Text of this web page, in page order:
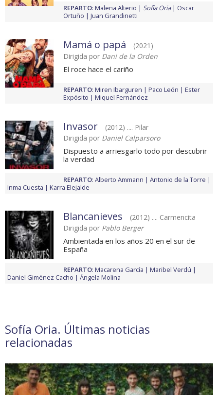
REPARTO: Malena Alterio Sofía Oria
Oscar
Ortuño
Juan Grandinetti
Mamá o papá
(2021)
Dirigida por Dani de la Orden
El roce hace el cariño
REPARTO: Miren Ibarguren Paco León
Ester
Expósito
Miquel Fernández
Invasor
(2012) .... Pilar
Dirigida por Daniel Calparsoro
Dispuesto a arriesgarlo todo por descubrir
la verdad
REPARTO: Alberto Ammann
Antonio de la Torre
Inma Cuesta
Karra Elejalde
Blancanieves
(2012) .... Carmencita
Dirigida por Pablo Berger
Ambientada en los años 20 en el sur de
España
REPARTO: Macarena García
Maribel Verdú
Daniel Giménez Cacho
Ángela Molina
Sofía Oria. Últimas noticias
relacionadas